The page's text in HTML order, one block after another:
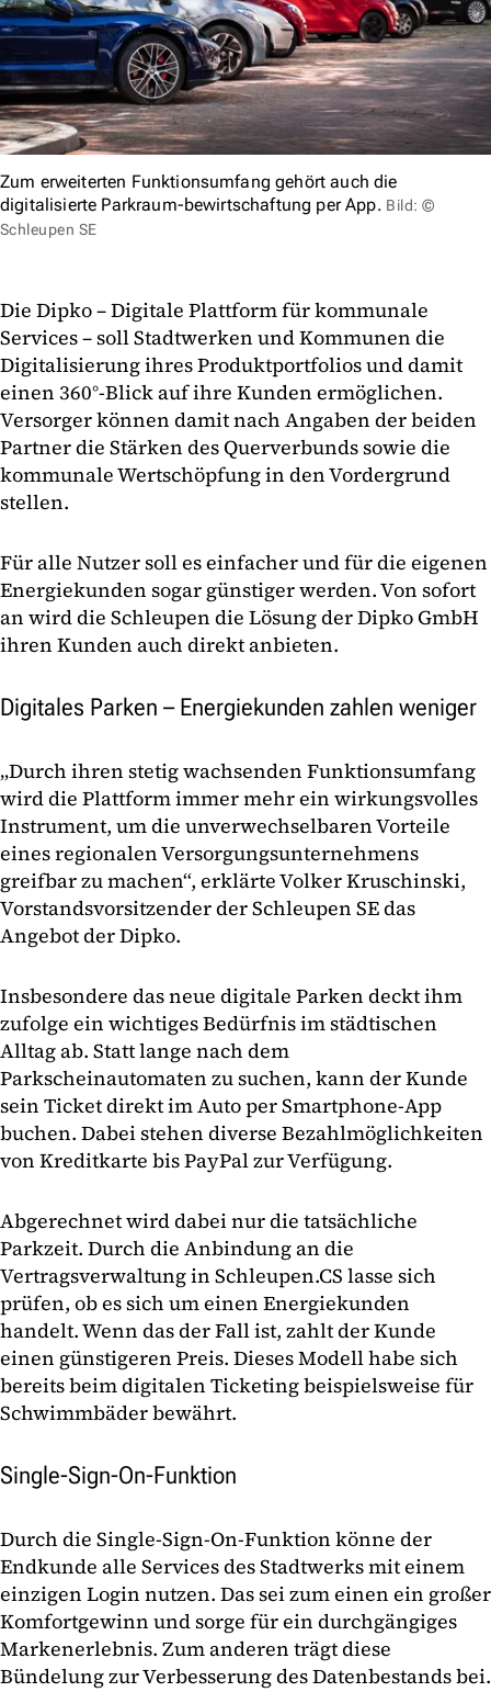
Zum erweiterten Funktionsumfang gehört auch die
digitalisierte Parkraum-bewirtschaftung per App. Bild: ©
Schleupen SE
Die Dipko – Digitale Plattform für kommunale
Services – soll Stadtwerken und Kommunen die
Digitalisierung ihres Produktportfolios und damit
einen 360°-Blick auf ihre Kunden ermöglichen.
Versorger können damit nach Angaben der beiden
Partner die Stärken des Querverbunds sowie die
kommunale Wertschöpfung in den Vordergrund
stellen.
Für alle Nutzer soll es einfacher und für die eigenen
Energiekunden sogar günstiger werden. Von sofort
an wird die Schleupen die Lösung der Dipko GmbH
ihren Kunden auch direkt anbieten.
Digitales Parken – Energiekunden zahlen weniger
„Durch ihren stetig wachsenden Funktionsumfang
wird die Plattform immer mehr ein wirkungsvolles
Instrument, um die unverwechselbaren Vorteile
eines regionalen Versorgungsunternehmens
greifbar zu machen“, erklärte Volker Kruschinski,
Vorstandsvorsitzender der Schleupen SE das
Angebot der Dipko.
Insbesondere das neue digitale Parken deckt ihm
zufolge ein wichtiges Bedürfnis im städtischen
Alltag ab. Statt lange nach dem
Parkscheinautomaten zu suchen, kann der Kunde
sein Ticket direkt im Auto per Smartphone-App
buchen. Dabei stehen diverse Bezahlmöglichkeiten
von Kreditkarte bis PayPal zur Verfügung.
Abgerechnet wird dabei nur die tatsächliche
Parkzeit. Durch die Anbindung an die
Vertragsverwaltung in Schleupen.CS lasse sich
prüfen, ob es sich um einen Energiekunden
handelt. Wenn das der Fall ist, zahlt der Kunde
einen günstigeren Preis. Dieses Modell habe sich
bereits beim digitalen Ticketing beispielsweise für
Schwimmbäder bewährt.
Single-Sign-On-Funktion
Durch die Single-Sign-On-Funktion könne der
Endkunde alle Services des Stadtwerks mit einem
einzigen Login nutzen. Das sei zum einen ein großer
Komfortgewinn und sorge für ein durchgängiges
Markenerlebnis. Zum anderen trägt diese
Bündelung zur Verbesserung des Datenbestands bei.